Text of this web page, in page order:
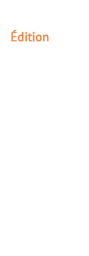
Édition